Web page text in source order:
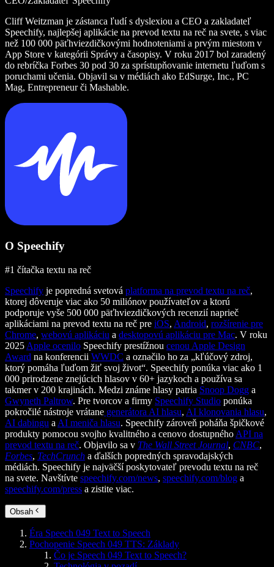
Cliff Weitzman je zástanca ľudí s dyslexiou a CEO a zakladateľ
Speechify, najlepšej aplikácie na prevod textu na reč na svete, s viac
než 100 000 päťhviezdičkovými hodnoteniami a prvým miestom v
App Store v kategórii Správy a časopisy. V roku 2017 bol zaradený
do rebríčka Forbes 30 pod 30 za sprístupňovanie internetu ľuďom s
poruchami učenia. Objavil sa v médiách ako EdSurge, Inc., PC
Mag, Entrepreneur či Mashable.
O Speechify
#1 čítačka textu na reč
Speechify je popredná svetová platforma na prevod textu na reč,
ktorej dôveruje viac ako 50 miliónov používateľov a ktorú
podporuje vyše 500 000 päťhviezdičkových recenzií naprieč
aplikáciami na prevod textu na reč pre iOS, Android, rozšírenie pre
Chrome, webovú aplikáciu a desktopovú aplikáciu pre Mac. V roku
2025 Apple ocenilo Speechify prestížnou cenou Apple Design
Award na konferencii WWDC a označilo ho za „kľúčový zdroj,
ktorý pomáha ľuďom žiť svoj život“. Speechify ponúka viac ako 1
000 prirodzene znejúcich hlasov v 60+ jazykoch a používa sa
takmer v 200 krajinách. Medzi známe hlasy patria Snoop Dogg a
Gwyneth Paltrow. Pre tvorcov a firmy Speechify Studio ponúka
pokročilé nástroje vrátane generátora AI hlasu, AI klonovania hlasu,
AI dabingu a AI meniča hlasu. Speechify zároveň poháňa špičkové
produkty pomocou svojho kvalitného a cenovo dostupného API na
prevod textu na reč. Objavilo sa v The Wall Street Journal, CNBC,
Forbes, TechCrunch a ďalších popredných spravodajských
médiách. Speechify je najväčší poskytovateľ prevodu textu na reč
na svete. Navštívte speechify.com/news, speechify.com/blog a
speechify.com/press a zistite viac.
Obsah
Éra Speech 049 Text to Speech
Pochopenie Speech 049 TTS: Základy
Čo je Speech 049 Text to Speech?